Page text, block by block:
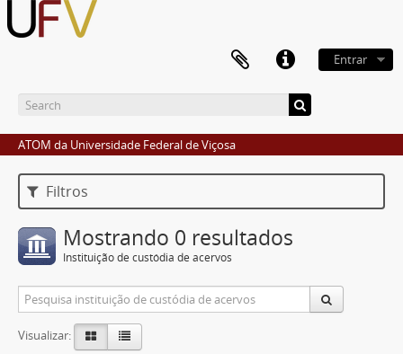
Entrar
ATOM da Universidade Federal de Viçosa
Filtros
Mostrando 0 resultados
Instituição de custódia de acervos
Visualizar: